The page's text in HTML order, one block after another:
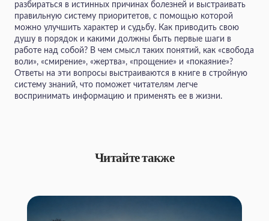
разбираться в истинных причинах болезней и выстраивать
правильную систему приоритетов, с помощью которой
можно улучшить характер и судьбу. Как приводить свою
душу в порядок и какими должны быть первые шаги в
работе над собой? В чем смысл таких понятий, как «свобода
воли», «смирение», «жертва», «прощение» и «покаяние»?
Ответы на эти вопросы выстраиваются в книге в стройную
систему знаний, что поможет читателям легче
воспринимать информацию и применять ее в жизни.
Читайте также